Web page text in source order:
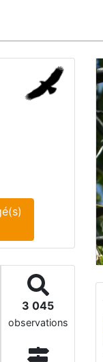
3 045
observations